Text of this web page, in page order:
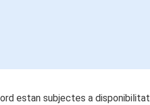
estan subjectes a disponibilitat